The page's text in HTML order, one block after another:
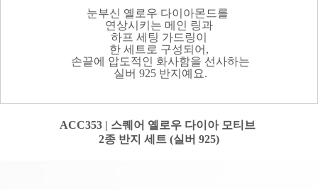
눈부신 옐로우 다이아몬드를
연상시키는 메인 링과
하프 세팅 가드링이
한 세트로 구성되어,
손끝에 압도적인 화사함을 선사하는
실버 925 반지예요.
ACC353 | 스퀘어 옐로우 다이아 모티브
2종 반지 세트 (실버 925)